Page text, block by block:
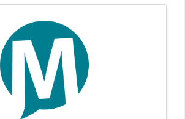
Services en Matheysine
droits – Plaquette & Carte